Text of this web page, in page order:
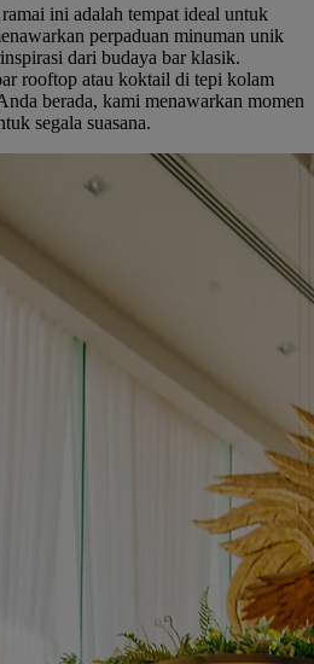
ini adalah tempat ideal untuk
perpaduan minuman unik
dari budaya bar klasik.
rooftop atau koktail di tepi kolam
berada, kami menawarkan momen
segala suasana.